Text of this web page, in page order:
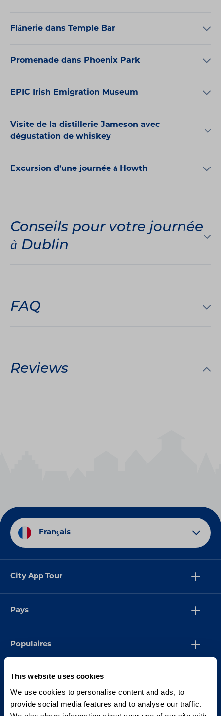
This website uses cookies
We use cookies to personalise content and ads, to
provide social media features and to analyse our traffic.
Flânerie dans Temple Bar
Promenade dans Phoenix Park
EPIC Irish Emigration Museum
Visite de la distillerie Jameson avec
dégustation de whiskey
Excursion d’une journée à Howth
Conseils pour votre journée
à Dublin
FAQ
Reviews
Français
City App Tour
Pays
Populaires
Assistance